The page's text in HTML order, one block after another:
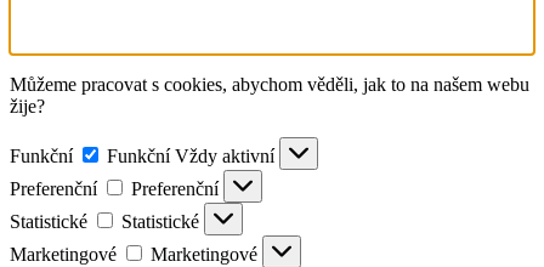
Můžeme pracovat s cookies, abychom věděli, jak to na našem webu
žije?
Funkční Funkční Vždy aktivní
Preferenční
Preferenční
Statistické
Statistické
Marketingové
Marketingové